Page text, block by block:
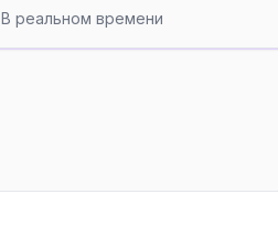
В реальном времени